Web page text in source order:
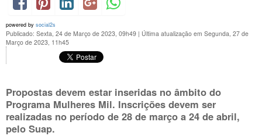
powered by social2s
Publicado: Sexta, 24 de Março de 2023, 09h49 | Última atualização em Segunda, 27 de
Março de 2023, 11h45
Propostas devem estar inseridas no âmbito do
Programa Mulheres Mil. Inscrições devem ser
realizadas no período de 28 de março a 24 de abril,
pelo Suap.